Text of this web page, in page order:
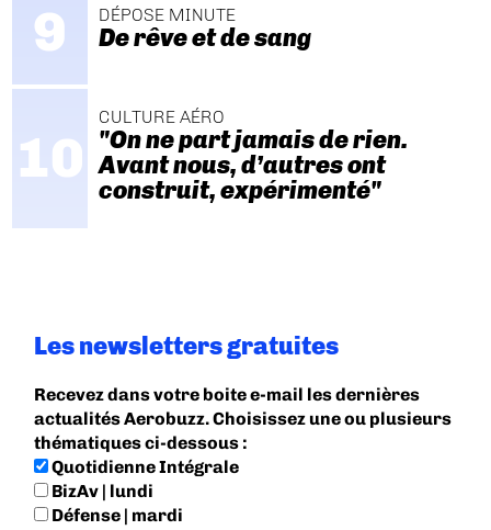
DÉPOSE MINUTE
De rêve et de sang
CULTURE AÉRO
"On ne part jamais de rien.
Avant nous, d’autres ont
construit, expérimenté"
Les newsletters gratuites
Recevez dans votre boite e-mail les dernières
actualités Aerobuzz. Choisissez une ou plusieurs
thématiques ci-dessous :
Quotidienne Intégrale
BizAv | lundi
Défense | mardi